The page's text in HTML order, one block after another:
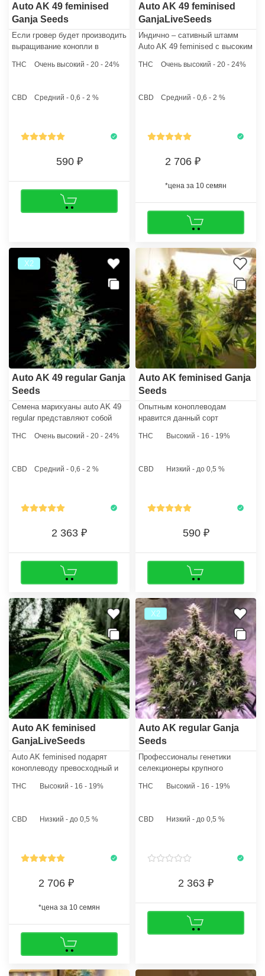
Auto AK 49 feminised
Ganja Seeds
Если гровер будет производить
выращивание конопли в
рекомендуется установить
растение источает яркий запах.
THC Очень высокий - 20 - 24%
CBD Средний - 0,6 - 2 %
590
Auto AK 49 feminised
GanjaLiveSeeds
Индично – сативный штамм
Auto AK 49 feminised с высоким
является прямым наследником
THC Очень высокий - 20 - 24%
CBD Средний - 0,6 - 2 %
2 706
*цена за 10 семян
Х2
Auto AK 49 regular Ganja
Seeds
Семена марихуаны auto AK 49
regular​ представляют собой
x Lowryder. Данный штамм дает
нетребовательным на
THC Очень высокий - 20 - 24%
CBD Средний - 0,6 - 2 %
2 363
Auto AK feminised Ganja
Seeds
Опытным коноплеводам
нравится данный сорт
неприхотливостью, поэтому
конопли авто АК feminised.
THC Высокий - 16 - 19%
CBD Низкий - до 0,5 %
590
Auto AK feminised
GanjaLiveSeeds
Auto AK feminised​ подарят
коноплеводу превосходный и
каннабисовых. Куст вырастает
боковых ветвей.
THC Высокий - 16 - 19%
CBD Низкий - до 0,5 %
2 706
*цена за 10 семян
Х2
Auto AK regular Ganja
Seeds
Профессионалы генетики
селекционеры крупного
сот Auto AK regular​. Этот сорт
генетики.
THC Высокий - 16 - 19%
CBD Низкий - до 0,5 %
2 363